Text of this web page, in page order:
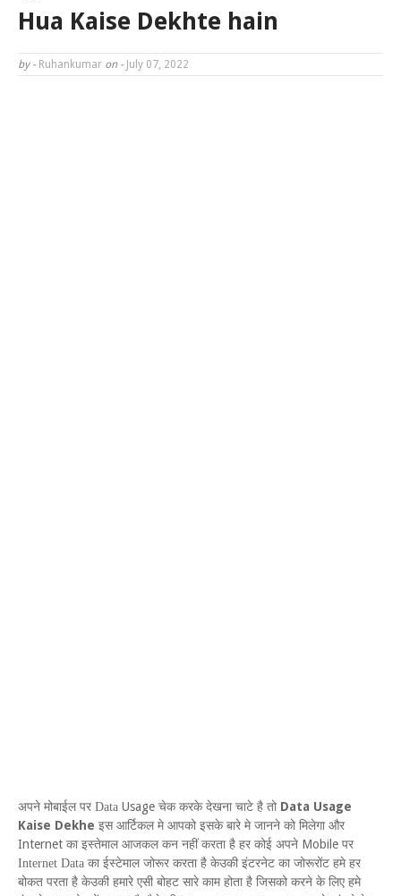
Hua Kaise Dekhte hain
by - Ruhankumar on - July 07, 2022
अपने मोबाईल पर Data Usage चेक करके देखना चाटे है तो Data Usage
Kaise Dekhe इस आर्टिकल मे आपको इसके बारे मे जानने को मिलेगा और
Internet का इस्तेमाल आजकल कन नहीं करता है हर कोई अपने Mobile पर
Internet Data का ईस्टेमाल जोरूर करता है केउकी इंटरनेट का जोरूरोंट हमे हर
बोकत परता है केउकी हमारे एसी बोहट सारे काम होता है जिसको करने के लिए हमे